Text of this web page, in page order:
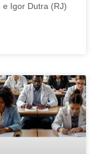
e Igor Dutra (RJ)